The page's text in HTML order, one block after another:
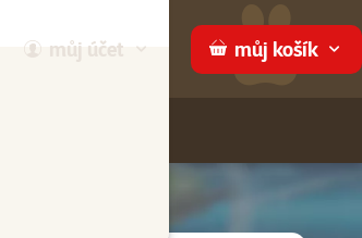
můj účet můj košík